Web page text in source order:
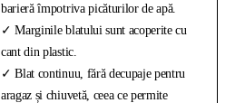
barieră împotriva picăturilor de apă.
✓ Marginile blatului sunt acoperite cu
cant din plastic.
✓ Blat continuu, fără decupaje pentru
aragaz și chiuvetă, ceea ce permite